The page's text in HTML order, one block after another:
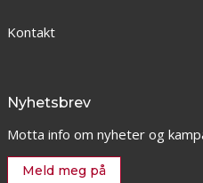
Kontakt
Nyhetsbrev
Motta info om nyheter og
Meld meg på